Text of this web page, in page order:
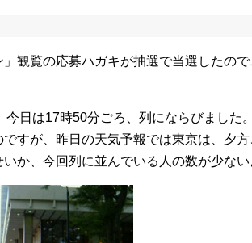
観覧の応募ハガキが抽選で当選したの
今日は17時50分ごろ、列にならびました
すが、昨日の天気予報では東京は、夕
か、今回列に並んでいる人の数が少ない